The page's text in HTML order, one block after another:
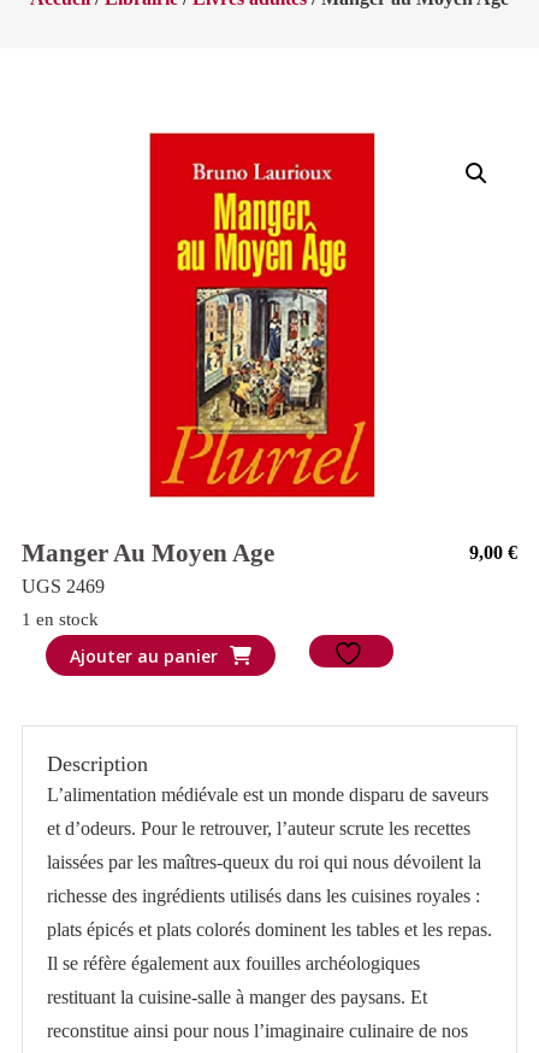
Manger Au Moyen Age 9,00€
UGS 2469
1 en stock
quantité
Moyen
Ajouter au panier
Description
L’alimentation médiévale est un monde disparu de saveurs
et d’odeurs. Pour le retrouver, l’auteur scrute les recettes
laissées par les maîtres-queux du roi qui nous dévoilent la
richesse des ingrédients utilisés dans les cuisines royales :
plats épicés et plats colorés dominent les tables et les repas.
Il se réfère également aux fouilles archéologiques
restituant la cuisine-salle à manger des paysans. Et
reconstitue ainsi pour nous l’imaginaire culinaire de nos